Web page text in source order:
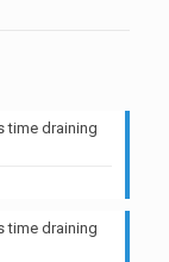
time draining
time draining